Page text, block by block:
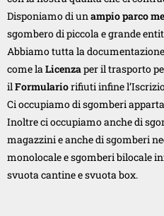
Disponiamo di un ampio parco
sgombero di piccola e grande
Abbiamo tutta la
come la Licenza per il trasporto
il Formulariorifiuti infine
Ci occupiamo di sgomberi
Inoltre ci occupiamo anche di
magazzini e anche di sgomberi
monolocale e sgomberi bilocale
svuota cantine e svuota box.